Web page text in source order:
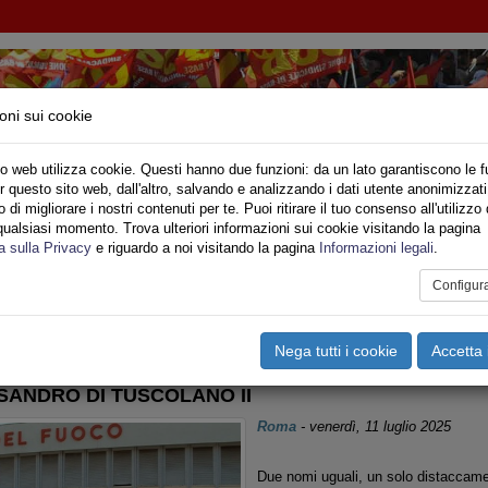
SINDACALE DI BASE SETTORE VIGILI DEL
Privato Territori Sociale Speciali Multimedia
DI TUSCOLANO II
Roma- venerdì, 11 luglio 2025
Due nomi uguali, un solo
sui cookie
web utilizza cookie. Questi hanno due funzioni: da un lato garantiscono le
questo sito web, dall'altro, salvando e analizzando i dati utente
di migliorare i nostri contenuti per te. Puoi ritirare il tuo consenso all'utilizzo
momento. Trova ulteriori informazioni sui cookie visitando la pagina
sulla Privacy e riguardo a noi visitando la pagina Informazioni legali.
Nega tutti i cookie Accetta